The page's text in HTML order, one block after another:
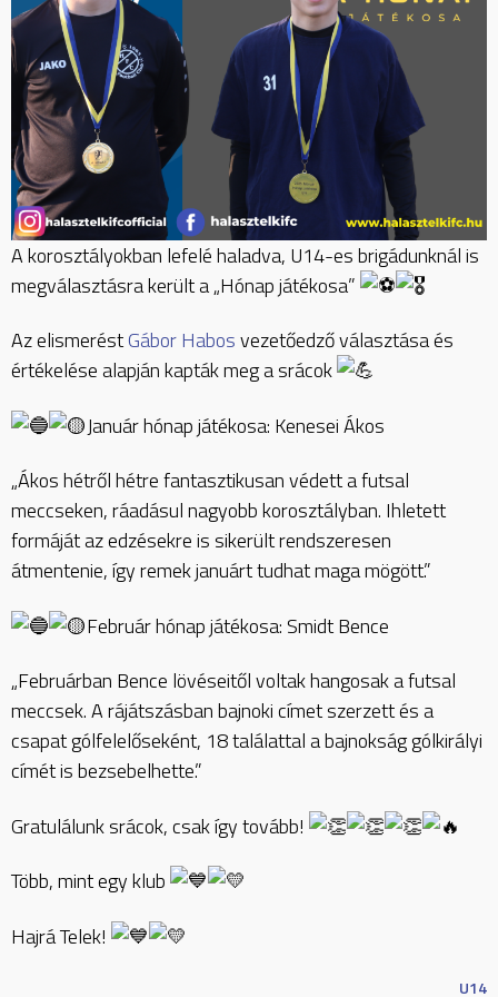
A korosztályokban lefelé haladva, U14-es brigádunknál is
megválasztásra került a „Hónap játékosa”
Az elismeréstGábor Habosvezetőedző választása és
értékelése alapján kapták meg a srácok
Január hónap játékosa: Kenesei Ákos
„Ákos hétről hétre fantasztikusan védett a futsal
meccseken, ráadásul nagyobb korosztályban. Ihletett
formáját az edzésekre is sikerült rendszeresen
átmentenie, így remek januárt tudhat maga mögött.”
Február hónap játékosa: Smidt Bence
„Februárban Bence lövéseitől voltak hangosak a futsal
meccsek. A rájátszásban bajnoki címet szerzett és a
csapat gólfelelőseként, 18 találattal a bajnokság gólkirályi
címét is bezsebelhette.”
Gratulálunk srácok, csak így tovább!
Több, mint egy klub
Hajrá Telek!
U14